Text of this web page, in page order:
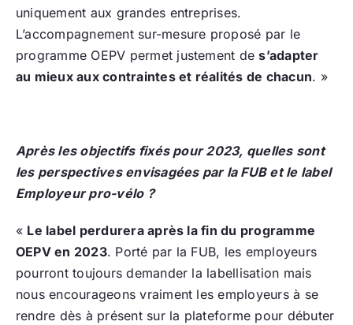
uniquement aux grandes entreprises.
L’accompagnement sur-mesure proposé par le
programme OEPV permet justement des’adapter
au mieux aux contraintes et réalités de chacun. »
Après les objectifs fixés pour 2023, quelles sont
les perspectives envisagées par la FUB et le label
Employeur pro-vélo ?
« Le label perdurera après la fin du programme
OEPV en 2023. Porté par la FUB, les employeurs
pourront toujours demander la labellisation mais
nous encourageons vraiment les employeurs à se
rendre dès à présent sur la plateforme pour débuter